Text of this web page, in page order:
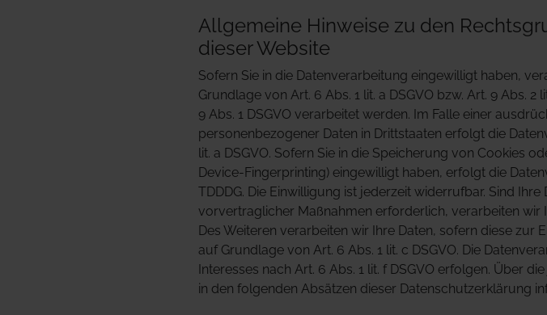
Allgemeine Hinweise zu den
dieser Website
Sofern Sie in die Datenverarbeitung eingewilligt haben,
Grundlage von Art. 6 Abs. 1 lit. a DSGVO bzw. Art. 9 Abs.
9 Abs. 1 DSGVO verarbeitet werden. Im Falle einer
personenbezogener Daten in Drittstaaten erfolgt die
lit. a DSGVO. Sofern Sie in die Speicherung von Cookies
Device-Fingerprinting) eingewilligt haben, erfolgt die
TDDDG. Die Einwilligung ist jederzeit widerrufbar. Sind
vorvertraglicher Maßnahmen erforderlich, verarbeiten wir
Des Weiteren verarbeiten wir Ihre Daten, sofern diese
auf Grundlage von Art. 6 Abs. 1 lit. c DSGVO. Die
Interesses nach Art. 6 Abs. 1 lit. f DSGVO erfolgen. Über
in den folgenden Absätzen dieser Datenschutzerklärung